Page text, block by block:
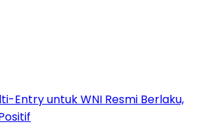
Entry untuk WNI Resmi Berlaku,